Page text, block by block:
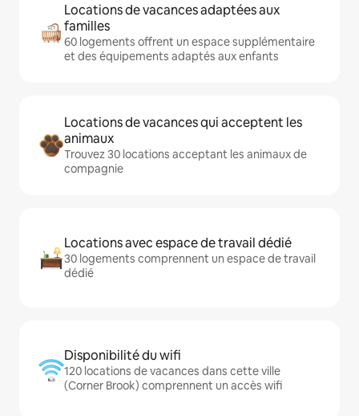
Locations de vacances adaptées aux
familles
60 logements offrent un espace supplémentaire
et des équipements adaptés aux enfants
Locations de vacances qui acceptent les
animaux
Trouvez 30 locations acceptant les animaux de
compagnie
Locations avec espace de travail dédié
30 logements comprennent un espace de travail
dédié
Disponibilité du wifi
120 locations de vacances dans cette ville
(Corner Brook) comprennent un accès wifi